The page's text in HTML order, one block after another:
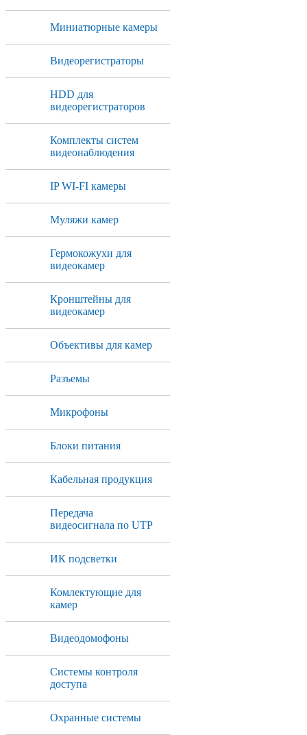
Миниатюрные камеры
Видеорегистраторы
HDD для
видеорегистраторов
Комплекты систем
видеонаблюдения
IP WI-FI камеры
Муляжи камер
Гермокожухи для
видеокамер
Кронштейны для
видеокамер
Объективы для камер
Разъемы
Микрофоны
Блоки питания
Кабельная продукция
Передача
видеосигнала по UTP
ИК подсветки
Комлектующие для
камер
Видеодомофоны
Системы контроля
доступа
Охранные системы